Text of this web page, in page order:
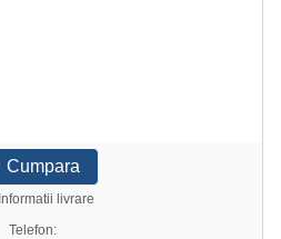
Informatii livrare
Telefon: